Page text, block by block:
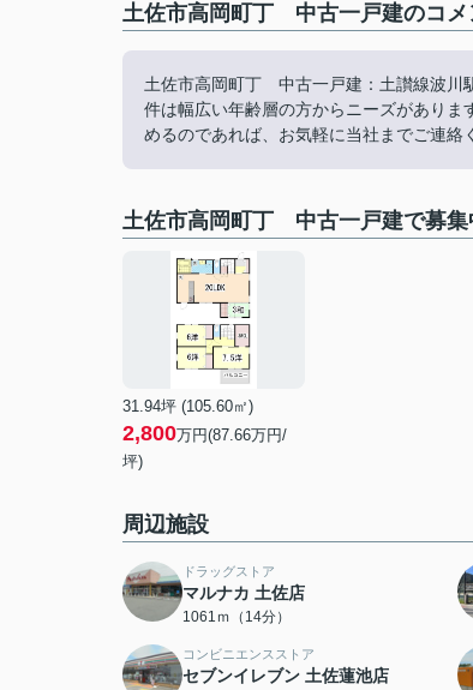
土佐市高岡町丁 中古一戸建のコメ
土佐市高岡町丁 中古一戸建：土讃線波川
件は幅広い年齢層の方からニーズがあり
めるのであれば、お気軽に当社までご連絡
土佐市高岡町丁 中古一戸建で募集
31.94坪 (105.60㎡)
2,800万円(87.66万円/
坪)
周辺施設
ドラッグストア
マルナカ 土佐店
1061ｍ（14分）
コンビニエンスストア
セブンイレブン 土佐蓮池店